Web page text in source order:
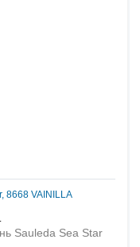
8668 VAINILLA
Sauleda Sea Star